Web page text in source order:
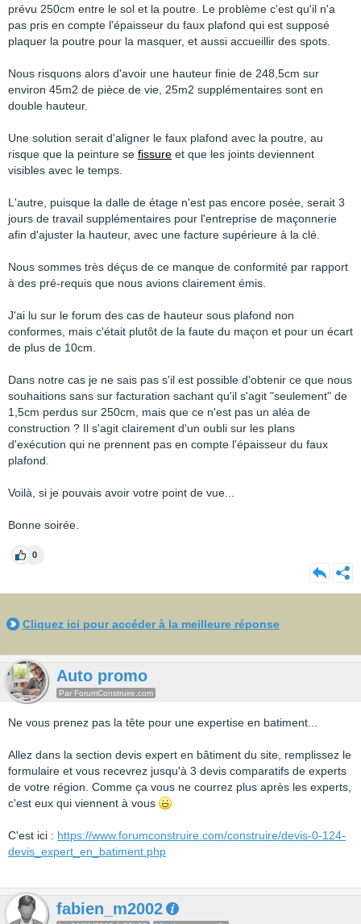
prévu 250cm entre le sol et la poutre. Le problème c'est qu'il n'a
pas pris en compte l'épaisseur du faux plafond qui est supposé
plaquer la poutre pour la masquer, et aussi accueillir des spots.
Nous risquons alors d'avoir une hauteur finie de 248,5cm sur
environ 45m2 de pièce de vie, 25m2 supplémentaires sont en
double hauteur.
Une solution serait d'aligner le faux plafond avec la poutre, au
risque que la peinture se fissure et que les joints deviennent
visibles avec le temps.
L'autre, puisque la dalle de étage n'est pas encore posée, serait 3
jours de travail supplémentaires pour l'entreprise de maçonnerie
afin d'ajuster la hauteur, avec une facture supérieure à la clé.
Nous sommes très déçus de ce manque de conformité par rapport
à des pré-requis que nous avions clairement émis.
J'ai lu sur le forum des cas de hauteur sous plafond non
conformes, mais c'était plutôt de la faute du maçon et pour un écart
de plus de 10cm.
Dans notre cas je ne sais pas s'il est possible d'obtenir ce que nous
souhaitions sans sur facturation sachant qu'il s'agit "seulement" de
1,5cm perdus sur 250cm, mais que ce n'est pas un aléa de
construction ? Il s'agit clairement d'un oubli sur les plans
d'exécution qui ne prennent pas en compte l'épaisseur du faux
plafond.
Voilà, si je pouvais avoir votre point de vue...
Bonne soirée.
0
Cliquez ici pour accéder à la meilleure réponse
Auto promo
Par ForumConstruire.com
Ne vous prenez pas la tête pour une expertise en batiment...
Allez dans la section devis expert en bâtiment du site, remplissez le
formulaire et vous recevrez jusqu'à 3 devis comparatifs de experts
de votre région. Comme ça vous ne courrez plus après les experts,
c'est eux qui viennent à vous
C'est ici : https://www.forumconstruire.com/construire/devis-0-124-
devis_expert_en_batiment.php
fabien_m2002